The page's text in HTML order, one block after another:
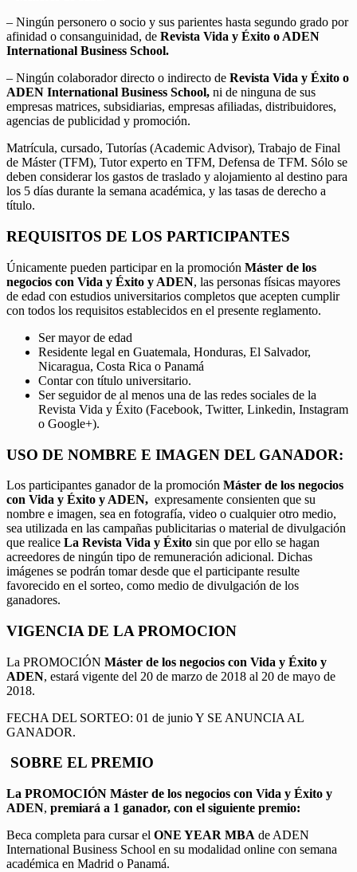
– Ningún personero o socio y sus parientes hasta segundo grado por
afinidad o consanguinidad, de Revista Vida y Éxito o ADEN
International Business School.
– Ningún colaborador directo o indirecto de Revista Vida y Éxito o
ADEN International Business School, ni de ninguna de sus
empresas matrices, subsidiarias, empresas afiliadas, distribuidores,
agencias de publicidad y promoción.
Matrícula, cursado, Tutorías (Academic Advisor), Trabajo de Final
de Máster (TFM), Tutor experto en TFM, Defensa de TFM. Sólo se
deben considerar los gastos de traslado y alojamiento al destino para
los 5 días durante la semana académica, y las tasas de derecho a
título.
REQUISITOS DE LOS PARTICIPANTES
Únicamente pueden participar en la promoción Máster de los
negocios con Vida y Éxito y ADEN, las personas físicas mayores
de edad con estudios universitarios completos que acepten cumplir
con todos los requisitos establecidos en el presente reglamento.
Ser mayor de edad
Residente legal en Guatemala, Honduras, El Salvador,
Nicaragua, Costa Rica o Panamá
Contar con título universitario.
Ser seguidor de al menos una de las redes sociales de la
Revista Vida y Éxito (Facebook, Twitter, Linkedin, Instagram
o Google+).
USO DE NOMBRE E IMAGEN DEL GANADOR:
Los participantes ganador de la promoción Máster de los negocios
con Vida y Éxito y ADEN, expresamente consienten que su
nombre e imagen, sea en fotografía, video o cualquier otro medio,
sea utilizada en las campañas publicitarias o material de divulgación
que realice La Revista Vida y Éxito sin que por ello se hagan
acreedores de ningún tipo de remuneración adicional. Dichas
imágenes se podrán tomar desde que el participante resulte
favorecido en el sorteo, como medio de divulgación de los
ganadores.
VIGENCIA DE LA PROMOCION
La PROMOCIÓN Máster de los negocios con Vida y Éxito y
ADEN, estará vigente del 20 de marzo de 2018 al 20 de mayo de
2018.
FECHA DEL SORTEO: 01 de junio Y SE ANUNCIA AL
GANADOR.
SOBRE EL PREMIO
La PROMOCIÓN Máster de los negocios con Vida y Éxito y
ADEN, premiará a 1 ganador, con el siguiente premio:
Beca completa para cursar el ONE YEAR MBA de ADEN
International Business School en su modalidad online con semana
académica en Madrid o Panamá.